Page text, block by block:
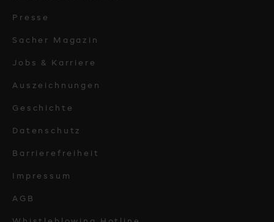
Presse
Sacher Magazin
Jobs & Karriere
Auszeichnungen
Geschichte
Datenschutz
Barrierefreiheit
Impressum
AGB